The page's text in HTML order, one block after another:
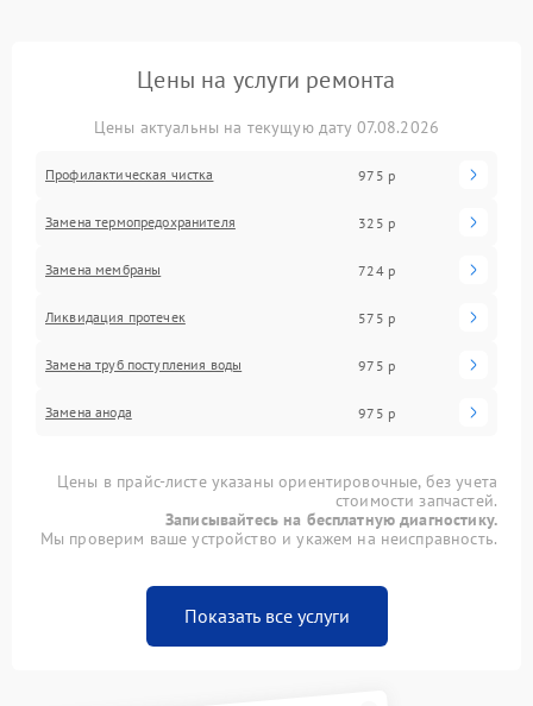
Цены на услуги ремонта
Цены актуальны на текущую дату 07.08.2026
Профилактическая чистка 975 р
Замена термопредохранителя 325 р
Замена мембраны 724 р
Ликвидация протечек 575 р
Замена труб поступления воды 975 р
Замена анода 975 р
Цены в прайс-листе указаны ориентировочные, без учета
стоимости запчастей.
Записывайтесь на бесплатную диагностику.
Мы проверим ваше устройство и укажем на неисправность.
Показать все услуги